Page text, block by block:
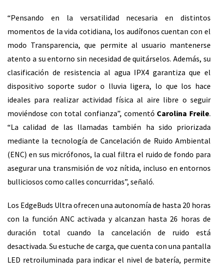
“Pensando en la versatilidad necesaria en distintos
momentos de la vida cotidiana, los audífonos cuentan con el
modo Transparencia, que permite al usuario mantenerse
atento a su entorno sin necesidad de quitárselos. Además, su
clasificación de resistencia al agua IPX4 garantiza que el
dispositivo soporte sudor o lluvia ligera, lo que los hace
ideales para realizar actividad física al aire libre o seguir
moviéndose con total confianza”, comentó Carolina Freile.
“La calidad de las llamadas también ha sido priorizada
mediante la tecnología de Cancelación de Ruido Ambiental
(ENC) en sus micrófonos, la cual filtra el ruido de fondo para
asegurar una transmisión de voz nítida, incluso en entornos
bulliciosos como calles concurridas”, señaló.
Los EdgeBuds Ultra ofrecen una autonomía de hasta 20 horas
con la función ANC activada y alcanzan hasta 26 horas de
duración total cuando la cancelación de ruido está
desactivada. Su estuche de carga, que cuenta con una pantalla
LED retroiluminada para indicar el nivel de batería, permite